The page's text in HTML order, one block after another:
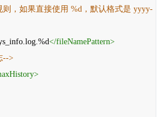
，如果直接使用 %d，默认格式是 yyyy-
</fileNamePattern>
-->
>